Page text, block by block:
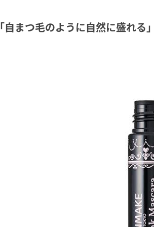
「自まつ毛のように自然に盛れる